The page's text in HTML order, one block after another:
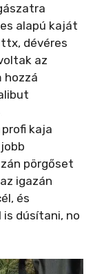
alapú kaját
dévéres
az
hozzá
kaja
pörgőset
igazán
és
is dúsítani, no